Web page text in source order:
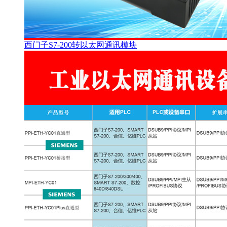
西门子S7-200转以太网通讯模块